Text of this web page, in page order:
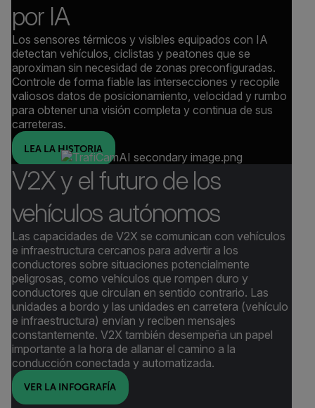
por IA
Los sensores térmicos y visibles equipados con IA
detectan vehículos, ciclistas y peatones que se
aproximan sin necesidad de zonas preconfiguradas.
Controle de forma fiable las intersecciones y recopile
valiosos datos de posicionamiento, velocidad y rumbo
para obtener una visión completa y continua de sus
carreteras.
LEA LA HISTORIA
V2X y el futuro de los
vehículos autónomos
Las capacidades de V2X se comunican con vehículos
e infraestructura cercanos para advertir a los
conductores sobre situaciones potencialmente
peligrosas, como vehículos que rompen duro y
conductores que circulan en sentido contrario. Las
unidades a bordo y las unidades en carretera (vehículo
e infraestructura) envían y reciben mensajes
constantemente. V2X también desempeña un papel
importante a la hora de allanar el camino a la
conducción conectada y automatizada.
VER LA INFOGRAFÍA